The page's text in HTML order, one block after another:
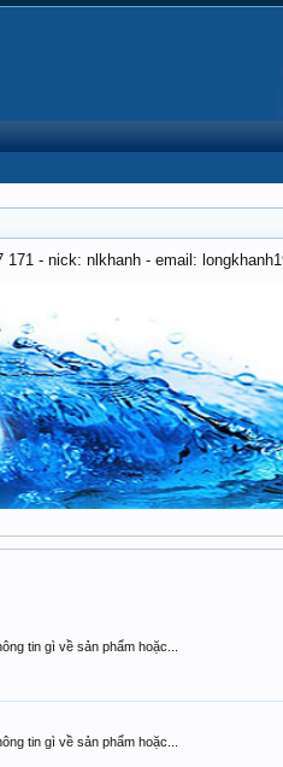
- nick: nlkhanh - email:
tin gì về sản phẩm hoặc...
tin gì về sản phẩm hoặc...